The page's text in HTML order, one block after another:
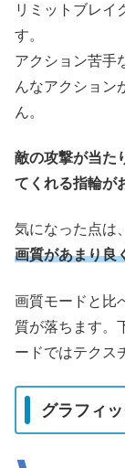
リミットブレイ
す。
アクション苦手
んなアクション
ん。
敵の攻撃が当た
てくれる指輪が
気になった点は
画質があまり良
画質モードと比
質が落ちます。
ードではテクス
グラフィ